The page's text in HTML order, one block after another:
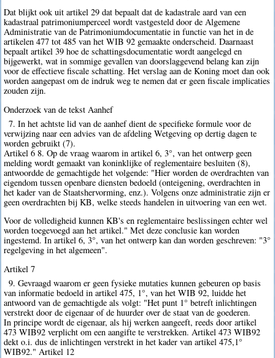
Dat blijkt ook uit artikel 29 dat bepaalt dat de kadastrale aard van een
kadastraal patrimoniumperceel wordt vastgesteld door de Algemene
Administratie van de Patrimoniumdocumentatie in functie van het in de
artikelen 477 tot 485 van het WIB 92 gemaakte onderscheid. Daarnaast
bepaalt artikel 39 hoe de schattingsdocumentatie wordt aangelegd en
bijgewerkt, wat in sommige gevallen van doorslaggevend belang kan zijn
voor de effectieve fiscale schatting. Het verslag aan de Koning moet dan ook
worden aangepast om de indruk weg te nemen dat er geen fiscale implicaties
zouden zijn.
Onderzoek van de tekst Aanhef
7. In het achtste lid van de aanhef dient de specifieke formule voor de
verwijzing naar een advies van de afdeling Wetgeving op dertig dagen te
worden gebruikt (7).
Artikel 6 8. Op de vraag waarom in artikel 6, 3°, van het ontwerp geen
melding wordt gemaakt van koninklijke of reglementaire besluiten (8),
antwoordde de gemachtigde het volgende: "Hier worden de overdrachten van
eigendom tussen openbare diensten bedoeld (onteigening, overdrachten in
het kader van de Staatshervorming, enz.). Volgens onze administratie zijn er
geen overdrachten bij KB, welke steeds handelen in uitvoering van een wet.
Voor de volledigheid kunnen KB's en reglementaire beslissingen echter wel
worden toegevoegd aan het artikel." Met deze conclusie kan worden
ingestemd. In artikel 6, 3°, van het ontwerp kan dan worden geschreven: "3°
regelgeving in het algemeen".
Artikel 7
9. Gevraagd waarom er geen fysieke mutaties kunnen gebeuren op basis
van informatie bedoeld in artikel 475, 1°, van het WIB 92, luidde het
antwoord van de gemachtigde als volgt: "Het punt 1° betreft inlichtingen
verstrekt door de eigenaar of de huurder over de staat van de goederen.
In principe wordt de eigenaar, als hij werken aangeeft, reeds door artikel
473 WIB92 verplicht om een aangifte te verstrekken. Artikel 473 WIB92
dekt o.i. dus de inlichtingen verstrekt in het kader van artikel 475,1°
WIB92." Artikel 12